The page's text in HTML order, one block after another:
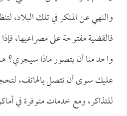
والنهي عن المنكر في تلك البلاد،
فالقضية مفتوحة على مصراعيها،
واحد منا أن يتصور ماذا سيجري؟
عليك سوى أن تتصل بالهاتف،
للتذاكر، ومع خدمات متوفرة في